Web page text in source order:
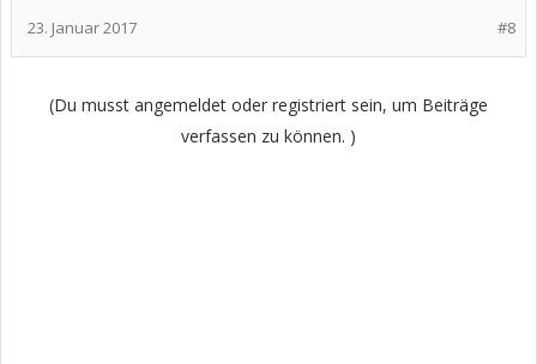
#8
23. Januar 2017
(Du musst angemeldet oder registriert sein, um Beiträge
verfassen zu können. )